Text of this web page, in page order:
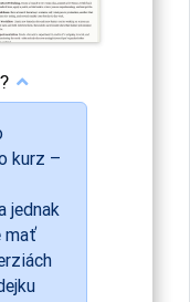
kurz –
jednak
mať